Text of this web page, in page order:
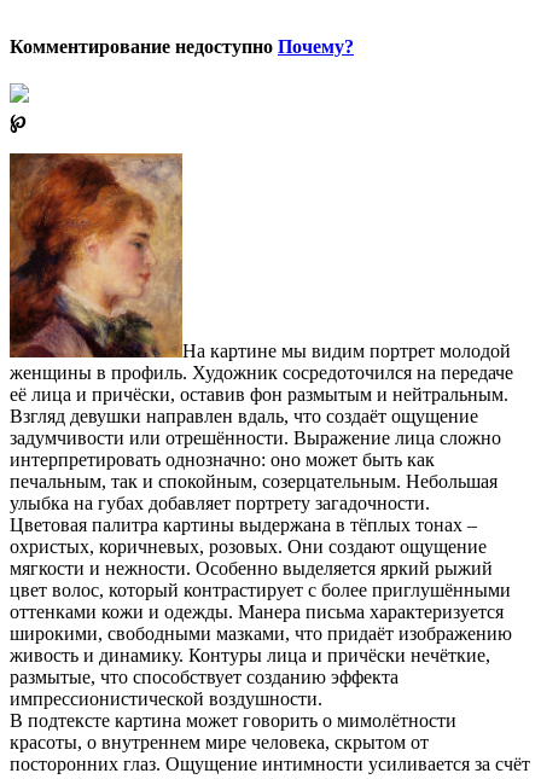
Комментирование недоступно Почему?
℘
На картине мы видим портрет молодой
женщины в профиль. Художник сосредоточился на передаче
её лица и причёски, оставив фон размытым и нейтральным.
Взгляд девушки направлен вдаль, что создаёт ощущение
задумчивости или отрешённости. Выражение лица сложно
интерпретировать однозначно: оно может быть как
печальным, так и спокойным, созерцательным. Небольшая
улыбка на губах добавляет портрету загадочности.
Цветовая палитра картины выдержана в тёплых тонах –
охристых, коричневых, розовых. Они создают ощущение
мягкости и нежности. Особенно выделяется яркий рыжий
цвет волос, который контрастирует с более приглушёнными
оттенками кожи и одежды. Манера письма характеризуется
широкими, свободными мазками, что придаёт изображению
живость и динамику. Контуры лица и причёски нечёткие,
размытые, что способствует созданию эффекта
импрессионистической воздушности.
В подтексте картина может говорить о мимолётности
красоты, о внутреннем мире человека, скрытом от
посторонних глаз. Ощущение интимности усиливается за счёт